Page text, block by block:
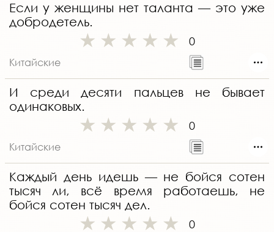
Если у женщины нет таланта — это уже
добродетель.
0
Китайские
И среди десяти пальцев не бывает
одинаковых.
0
Китайские
Каждый день идешь — не бойся сотен
тысяч ли, всё время работаешь, не
бойся сотен тысяч дел.
0